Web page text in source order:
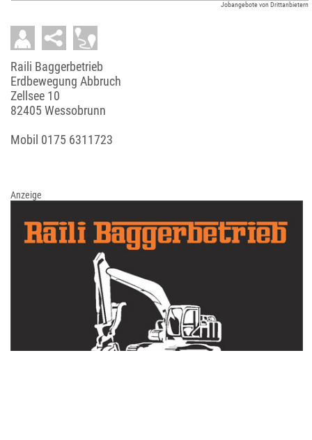
Jobangebote von Drittanbietern
Raili Baggerbetrieb
Erdbewegung Abbruch
Zellsee 10
82405 Wessobrunn
Mobil 0175 6311723
Anzeige